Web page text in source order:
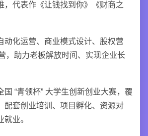
，代表作《让钱找到你》《财商之
动化运营、商业模式设计、股权营
，助力老板解放时间、实现企业长
国 “青领杯” 大学生创新创业大赛，覆
配套创业培训、项目孵化、资源对
业。